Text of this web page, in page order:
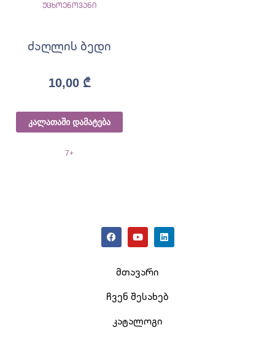
უცხოენოვანი
ძაღლის ბედი
10,00 ₾
კალათაში დამატება
7+
მთავარი
ჩვენ შესახებ
კატალოგი